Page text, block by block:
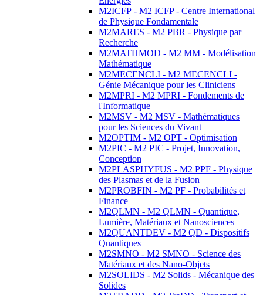
M2ICFP - M2 ICFP - Centre International
de Physique Fondamentale
M2MARES - M2 PBR - Physique par
Recherche
M2MATHMOD - M2 MM - Modélisation
Mathématique
M2MECENCLI - M2 MECENCLI -
Génie Mécanique pour les Cliniciens
M2MPRI - M2 MPRI - Fondements de
l'Informatique
M2MSV - M2 MSV - Mathématiques
pour les Sciences du Vivant
M2OPTIM - M2 OPT - Optimisation
M2PIC - M2 PIC - Projet, Innovation,
Conception
M2PLASPHYFUS - M2 PPF - Physique
des Plasmas et de la Fusion
M2PROBFIN - M2 PF - Probabilités et
Finance
M2QLMN - M2 QLMN - Quantique,
Lumière, Matériaux et Nanosciences
M2QUANTDEV - M2 QD - Dispositifs
Quantiques
M2SMNO - M2 SMNO - Science des
Matériaux et des Nano-Objets
M2SOLIDS - M2 Solids - Mécanique des
Solides